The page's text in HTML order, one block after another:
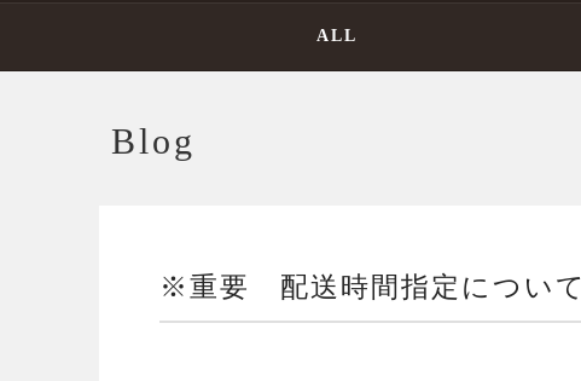
ALL
Blog
※重要 配送時間指定について